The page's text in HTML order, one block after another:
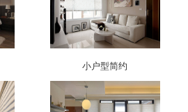
小户型简约